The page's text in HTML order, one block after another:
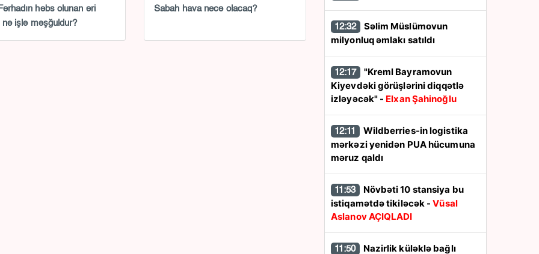
həbs olunan əri
nə işlə məşğuldur?
Sabah hava necə olacaq?
12:32
milyonluq əmlakı satıldı
12:17
Kiyevdəki görüşlərini diqqətlə
izləyəcək" - Elxan Şahinoğlu
12:11
mərkəzi yenidən PUA hücumuna
məruz qaldı
11:53
istiqamətdə tikiləcək -Vüsal
Aslanov AÇIQLADI
11:50